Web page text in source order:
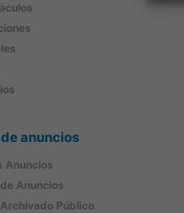
anuncios
Anuncios
Anuncios
Público